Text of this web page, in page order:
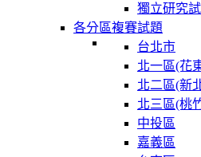
獨立研究
各分區複賽試題
台北市
北一區(花
北二區(新
北三區(桃
中投區
嘉義區